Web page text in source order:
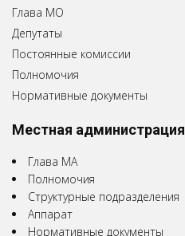
Глава МО
Депутаты
Постоянные комиссии
Полномочия
Нормативные документы
Местная администрация
Глава МА
Полномочия
Структурные подразделения
Аппарат
Нормативные документы